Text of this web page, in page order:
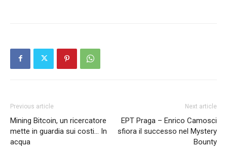
Previous article
Mining Bitcoin, un ricercatore
mette in guardia sui costi… In
acqua
Next article
EPT Praga – Enrico Camosci
sfiora il successo nel Mystery
Bounty